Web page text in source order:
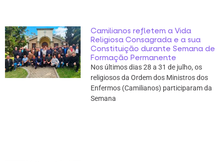
Camilianos refletem a Vida
Religiosa Consagrada e a sua
Constituição durante Semana de
Formação Permanente
Nos últimos dias 28 a 31 de julho, os
religiosos da Ordem dos Ministros dos
Enfermos (Camilianos) participaram da
Semana